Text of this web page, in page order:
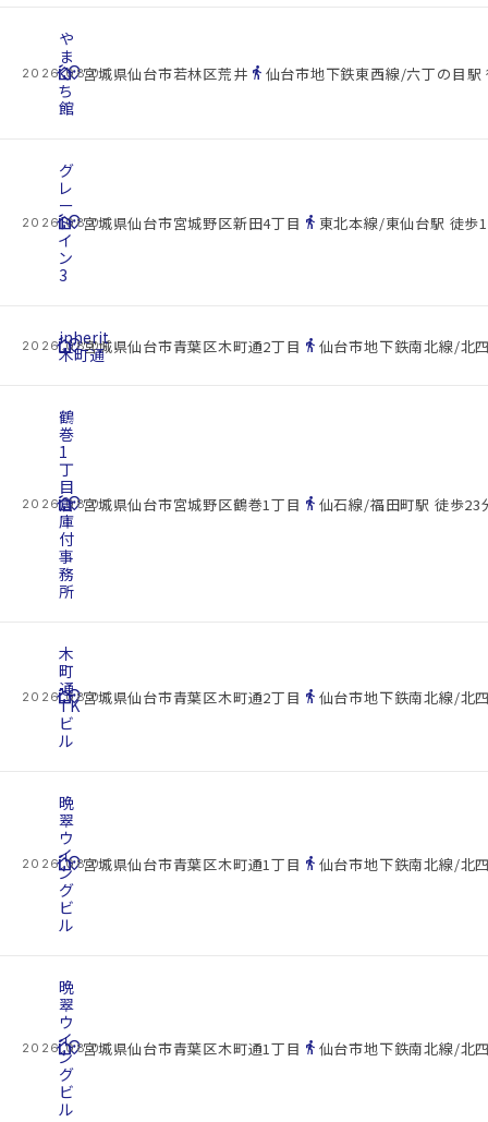
2026.08.07
cottage
や
ま
ぐ
ち
館
location_on宮城県仙台市若林区荒井 directions_walk 仙台市地下鉄東西線/六丁の目駅
2026.08.07
cottage
グ
レ
ー
ト
イ
ン
3
location_on宮城県仙台市宮城野区新田4丁目 directions_walk 東北本線/東仙台駅 徒歩
2026.08.07
cottage
inherit
木町通
location_on宮城県仙台市青葉区木町通2丁目 directions_walk 仙台市地下鉄南北線/北
2026.08.07
cottage
鶴
巻
1
丁
目
倉
庫
付
事
務
所
location_on宮城県仙台市宮城野区鶴巻1丁目 directions_walk 仙石線/福田町駅 徒歩23
2026.08.07
cottage
木
町
通
TK
ビ
ル
location_on宮城県仙台市青葉区木町通2丁目 directions_walk 仙台市地下鉄南北線/北
2026.08.07
cottage
晩
翠
ウ
イ
ン
グ
ビ
ル
location_on宮城県仙台市青葉区木町通1丁目 directions_walk 仙台市地下鉄南北線/北
2026.08.07
cottage
晩
翠
ウ
イ
ン
グ
ビ
ル
location_on宮城県仙台市青葉区木町通1丁目 directions_walk 仙台市地下鉄南北線/北